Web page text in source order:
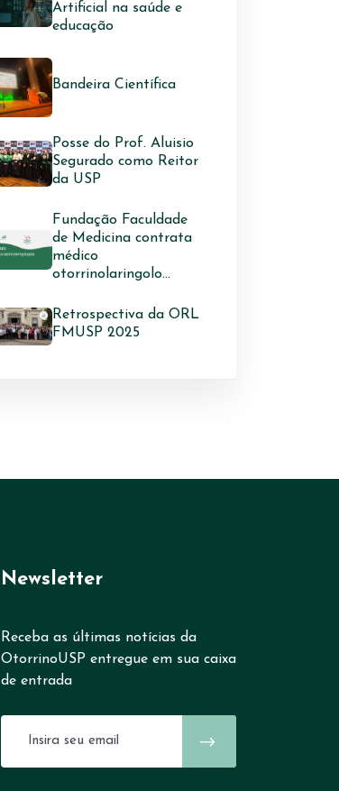
Artificial na saúde e
educação
Bandeira Científica
Posse do Prof. Aluisio
Segurado como Reitor
da USP
Fundação Faculdade
de Medicina contrata
médico
otorrinolaringolo...
Retrospectiva da ORL
FMUSP 2025
Newsletter
Receba as últimas notícias da
OtorrinoUSP entregue em sua caixa
de entrada